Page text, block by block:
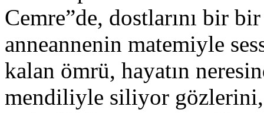
Cemre”de, dostlarını bir
anneannenin matemiyle
kalan ömrü, hayatın
mendiliyle siliyor